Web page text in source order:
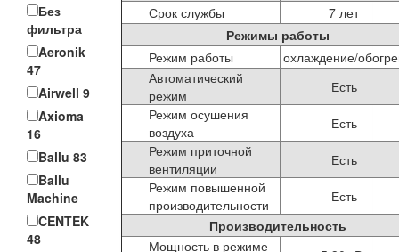
Без
фильтра
Aeronik
47
Airwell 9
Axioma
16
Ballu 83
Ballu
Machine
CENTEK
48
Срок службы
7 лет
Режимы работы
Режим работы
охлаждение/
Автоматический
режим
Есть
Режим осушения
воздуха
Есть
Режим приточной
вентиляции
Есть
Режим повышенной
производительности
Есть
Производительность
Мощность в режиме